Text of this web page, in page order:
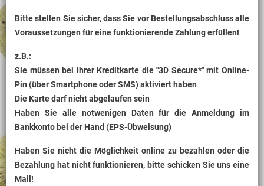
Bitte stellen Sie sicher, dass Sie vor Bestellungsabschluss alle
Voraussetzungen für eine funktionierende Zahlung erfüllen!
z.B.:
Sie müssen bei Ihrer Kreditkarte die "3D Secure*" mit Online-
Pin (über Smartphone oder SMS) aktiviert haben
Die Karte darf nicht abgelaufen sein
Haben Sie alle notwenigen Daten für die Anmeldung im
Bankkonto bei der Hand (EPS-Übweisung)
Haben Sie nicht die Möglichkeit online zu bezahlen oder die
Bezahlung hat nicht funktionieren, bitte schicken Sie uns eine
Mail!